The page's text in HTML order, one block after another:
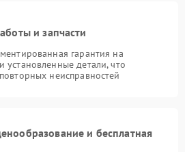
и запчасти
гарантия на
детали, что
неисправностей
и бесплатная